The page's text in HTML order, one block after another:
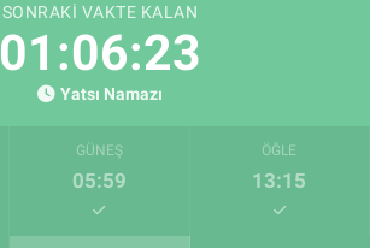
SONRAKI VAKTE KALAN
01:06:22
Yatsı Namazı
GÜNEŞ
05:59
ÖĞLE
13:15